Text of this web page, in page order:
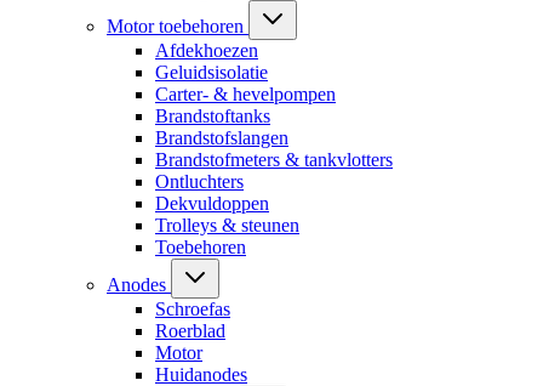
Motor toebehoren
Afdekhoezen
Geluidsisolatie
Carter- & hevelpompen
Brandstoftanks
Brandstofslangen
Brandstofmeters & tankvlotters
Ontluchters
Dekvuldoppen
Trolleys & steunen
Toebehoren
Anodes
Schroefas
Roerblad
Motor
Huidanodes